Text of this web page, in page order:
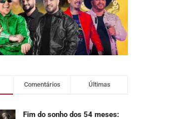
Comentários Últimas
Fim do sonho dos 54 meses: